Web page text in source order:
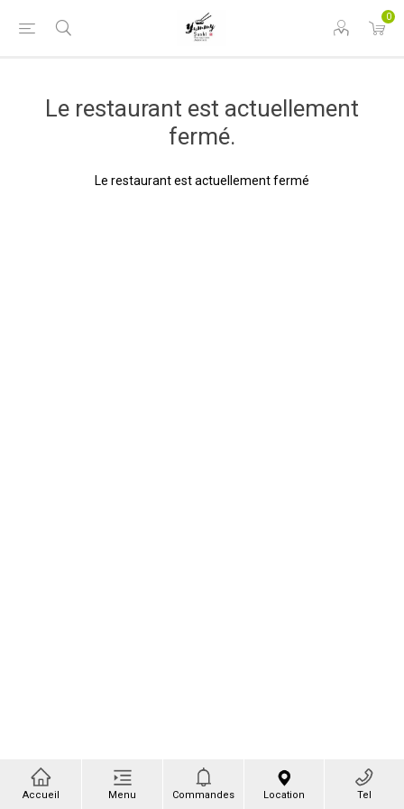
0
Le restaurant est actuellement
fermé.
Le restaurant est actuellement fermé
Accueil Menu Commandes Location Tel